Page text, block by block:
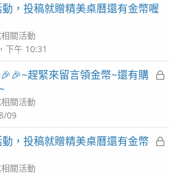
，投稿就贈精美桌曆還有金幣喔
關活動
下午 10:31
趕緊來留言領金幣~還有購
關活動
09
，投稿就贈精美桌曆還有金幣
關活動